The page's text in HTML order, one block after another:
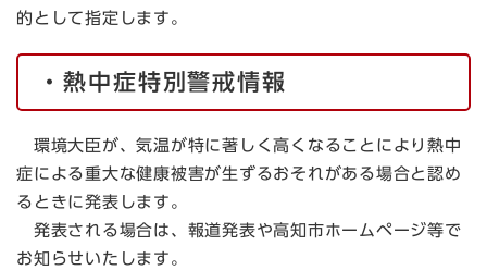
的として指定します。
・熱中症特別警戒情報
環境大臣が、気温が特に著しく高くなることにより熱中
症による重大な健康被害が生ずるおそれがある場合と認め
るときに発表します。
発表される場合は、報道発表や高知市ホームページ等で
お知らせいたします。